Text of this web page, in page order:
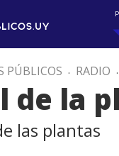
PÚBLICOS . RADIO .
de la
las plantas